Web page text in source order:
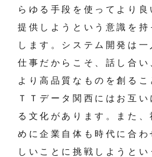
らゆる手段を使ってより良
提供しようという意識を持
します。システム開発は
仕事だからこそ、話し合い
より高品質なものを創るこ
ＴＴデータ関西にはお互
る文化があります。また、
めに企業自体も時代に合わ
しいことに挑戦しようと